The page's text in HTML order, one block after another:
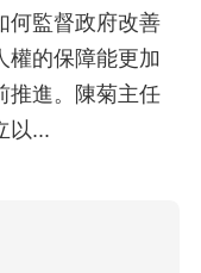
何監督政府改善
權的保障能更加
推進。陳菊主任
以...